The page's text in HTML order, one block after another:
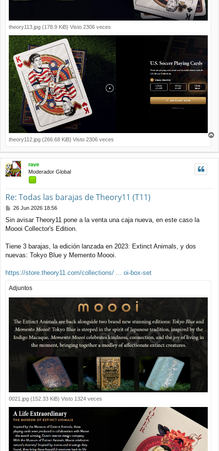
theory113.jpg (178.9 KiB) Visto 2306 veces
theory112.jpg (266.68 KiB) Visto 2306 veces
i
rave
Moderador Global
Re: Todas las barajas de Theory11 (T11)
M
n
s
j
26 Jun 2026 18:56
Sin avisar Theory11 pone a la venta una caja nueva, en este caso la
Moooi Collector's Edition.
Tiene 3 barajas, la edición lanzada en 2023: Extinct Animals, y dos
nuevas: Tokyo Blue y Memento Moooi.
https://store.theory11.com/collections/ ... oi-box-set
Adjuntos
0021.jpg (152.33 KiB) Visto 1324 veces